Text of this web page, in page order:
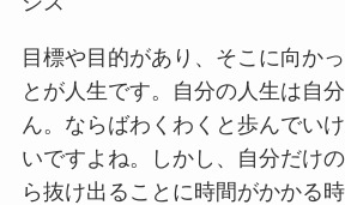
目標や目的があり、そこに向か
とが人生です。自分の人生は自
ん。ならばわくわくと歩んでい
いですよね。しかし、自分だけ
ら抜け出ることに時間がかかる